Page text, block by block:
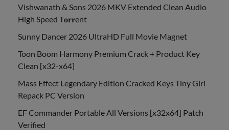
Vishwanath & Sons 2026 MKV Extended Clean Audio
High Speed T𝐨𝐫𝐫ent
Sunny Dancer 2026 UltraHD Full Movie Magnet
Toon Boom Harmony Premium Crack + Product Key
Clean [x32-x64]
Mass Effect Legendary Edition Cracked Keys Tiny Girl
Repack PC Version
EF Commander Portable All Versions [x32x64] Patch
Verified